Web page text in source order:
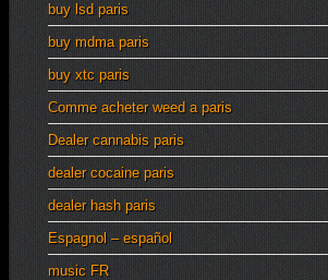
buy lsd paris
buy mdma paris
buy xtc paris
Comme acheter weed a paris
Dealer cannabis paris
dealer cocaine paris
dealer hash paris
Espagnol – español
music FR